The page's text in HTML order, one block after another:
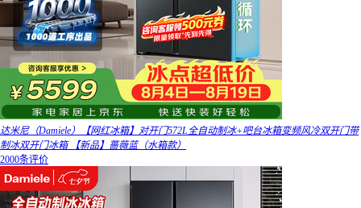
达米尼（Damiele）【网红冰箱】对开门572L全自动制冰+吧台冰箱变频风冷双开门带
制冰双开门冰箱 【新品】蔷薇蓝（水箱款）
2000条评价